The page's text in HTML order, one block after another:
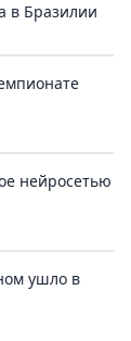
в Бразилии
нейросетью
ушло в